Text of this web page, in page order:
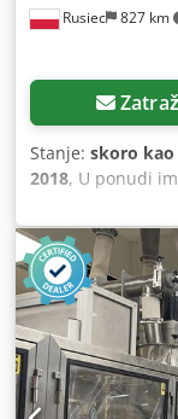
Rusiec 827 km
Stanje: skoro
2018, U ponudi
Cabinplant,
track lift -Lift sa 3
glavu teži sa 1L
(Stanica za
stepenicama -
Ugo Am Ssr -
vakuumske
uređaja, radeći
proizvođača